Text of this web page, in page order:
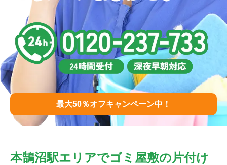
最大50％オフキャンペーン中！
本鵠沼駅エリアでゴミ屋敷の片付け